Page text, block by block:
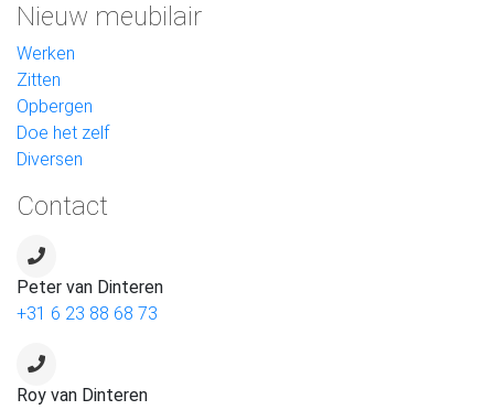
Nieuw meubilair
Werken
Zitten
Opbergen
Doe het zelf
Diversen
Contact
Peter van Dinteren
+31 6 23 88 68 73
Roy van Dinteren